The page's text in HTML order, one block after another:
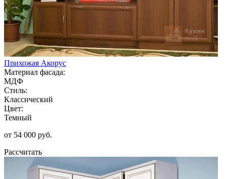
Прихожая Акорус
Материал фасада:
МДФ
Стиль:
Классический
Цвет:
Темный
от 54 000 руб.
Рассчитать